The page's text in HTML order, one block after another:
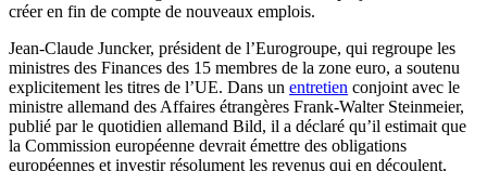
créer en fin de compte de nouveaux emplois.
Jean-Claude Juncker, président de l’Eurogroupe, qui regroupe les
ministres des Finances des 15 membres de la zone euro, a soutenu
explicitement les titres de l’UE. Dans un entretien conjoint avec le
ministre allemand des Affaires étrangères Frank-Walter Steinmeier,
publié par le quotidien allemand Bild, il a déclaré qu’il estimait que
la Commission européenne devrait émettre des obligations
européennes et investir résolument les revenus qui en découlent,